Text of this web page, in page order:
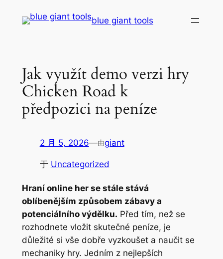
blue giant tools
Jak využít demo verzi hry
Chicken Road k
předpozici na peníze
2 月 5, 2026—由giant
于 Uncategorized
Hraní online her se stále stává
oblíbenějším způsobem zábavy a
potenciálního výdělku. Před tím, než se
rozhodnete vložit skutečné peníze, je
důležité si vše dobře vyzkoušet a naučit se
mechaniky hry. Jedním z nejlepších